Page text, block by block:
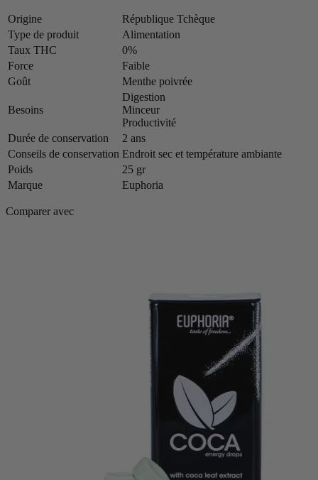
Origine
République Tchèque
Type de produit
Alimentation
Taux THC
0%
Force
Faible
Goût
Menthe poivrée
Besoins
Digestion
Minceur
Productivité
Durée de conservation
2 ans
Conseils de conservation Endroit sec et température ambiante
Poids
25 gr
Marque
Euphoria
Comparer avec